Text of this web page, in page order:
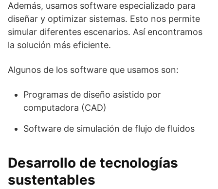
Además, usamos software especializado para
diseñar y optimizar sistemas. Esto nos permite
simular diferentes escenarios. Así encontramos
la solución más eficiente.
Algunos de los software que usamos son:
Programas de diseño asistido por
computadora (CAD)
Software de simulación de flujo de fluidos
Desarrollo de tecnologías
sustentables